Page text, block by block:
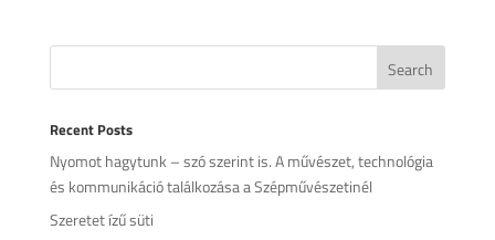
Recent Posts
Nyomot hagytunk – szó szerint is. A művészet, technológia
és kommunikáció találkozása a Szépművészetinél
Szeretet ízű süti